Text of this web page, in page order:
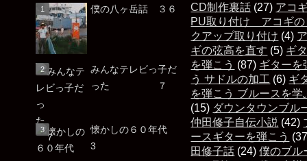
僕の八ヶ岳話 ３６
みんなテレビっ子だ
った ７
懐かしの６０年代
3
CD制作裏話 (27) アコ
PU取り付け アコギの
クアップ取り付け (4)
ギの弦高を直す (5) ギ
を弾こう (87) ギターを
う サドルの加工 (6) ギ
を弾こう ブルースを学
(15) ダウンタウンブル
仲田修子自伝小説 (42)
ースギターを弾こう
田修子話 (24)僕のブル